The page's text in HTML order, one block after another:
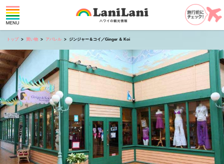
トップ 買い物 アパレル ジンジャー＆コイ／Ginger ＆ Koi